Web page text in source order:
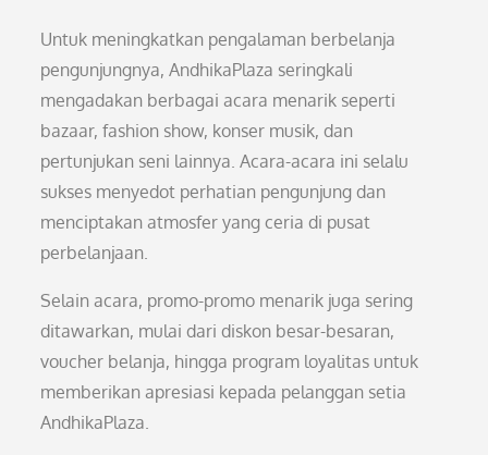
Untuk meningkatkan pengalaman berbelanja
pengunjungnya, AndhikaPlaza seringkali
mengadakan berbagai acara menarik seperti
bazaar, fashion show, konser musik, dan
pertunjukan seni lainnya. Acara-acara ini selalu
sukses menyedot perhatian pengunjung dan
menciptakan atmosfer yang ceria di pusat
perbelanjaan.
Selain acara, promo-promo menarik juga sering
ditawarkan, mulai dari diskon besar-besaran,
voucher belanja, hingga program loyalitas untuk
memberikan apresiasi kepada pelanggan setia
AndhikaPlaza.